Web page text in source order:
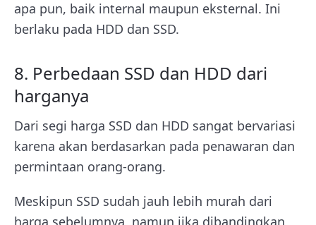
apa pun, baik internal maupun eksternal. Ini
berlaku pada HDD dan SSD.
8. Perbedaan SSD dan HDD dari
harganya
Dari segi harga SSD dan HDD sangat bervariasi
karena akan berdasarkan pada penawaran dan
permintaan orang-orang.
Meskipun SSD sudah jauh lebih murah dari
harga sebelumnya, namun jika dibandingkan